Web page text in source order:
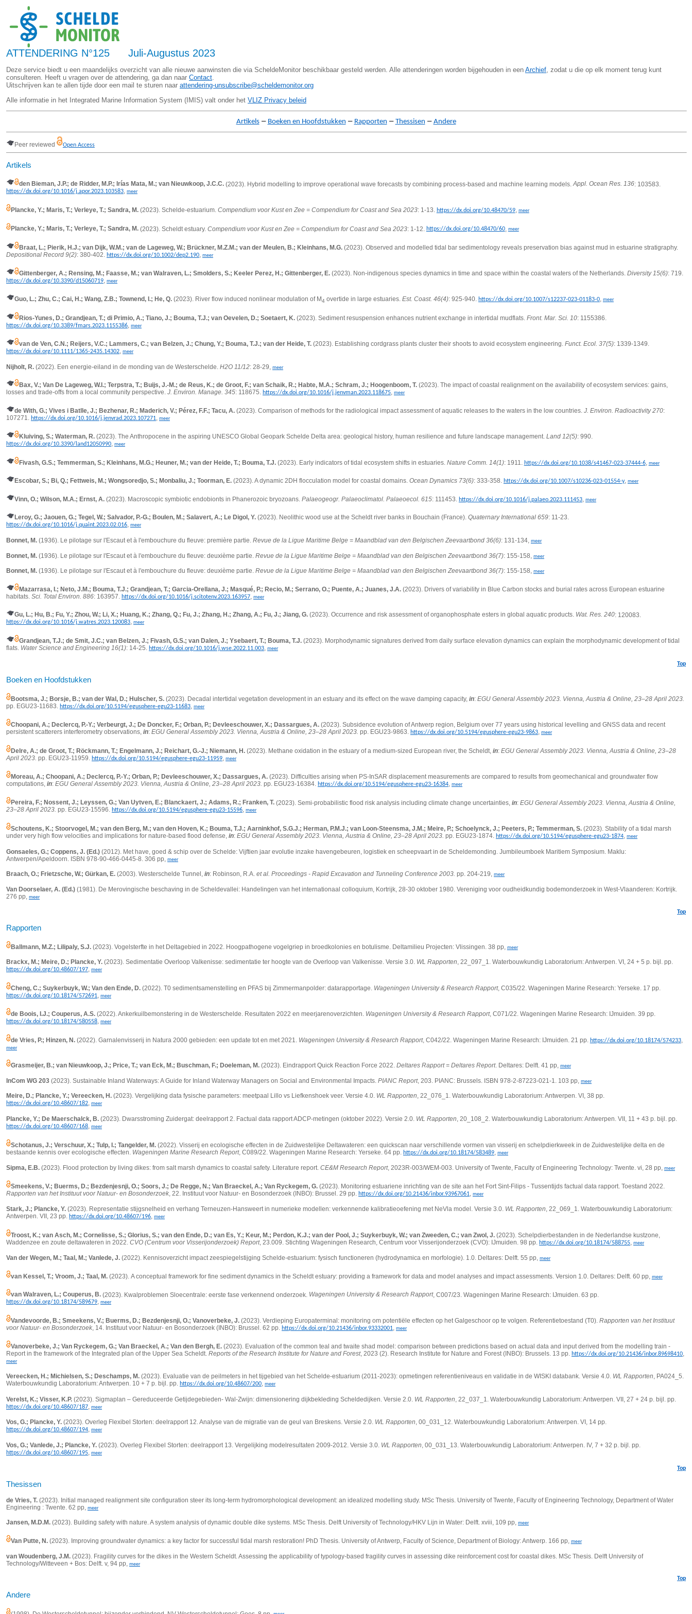
ATTENDERING N°125 Juli-Augustus 2023
Deze service biedt u een maandelijks overzicht van alle nieuwe aanwinsten die via ScheldeMonitor beschikbaar gesteld werden. Alle attenderingen worden bijgehouden in een Archief, zodat u die op elk moment terug kunt
consulteren. Heeft u vragen over de attendering, ga dan naar Contact.
Uitschrijven kan te allen tijde door een mail te sturen naar attendering-unsubscribe@scheldemonitor.org
Alle informatie in het Integrated Marine Information System (IMIS) valt onder het VLIZ Privacy beleid
Artikels– Boeken en Hoofdstukken – Rapporten – Thessisen – Andere
Peer reviewed Open Access
Artikels
den Bieman, J.P.; de Ridder, M.P.; Irías Mata, M.; van Nieuwkoop, J.C.C.(2023). Hybrid modelling to improve operational wave forecasts by combining process-based and machine learning models.Appl. Ocean Res. 136: 103583.
https://dx.doi.org/10.1016/j.apor.2023.103583, meer
Plancke, Y.; Maris, T.; Verleye, T.; Sandra, M.(2023). Schelde-estuarium. Compendium voor Kust en Zee = Compendium for Coast and Sea 2023: 1-13. https://dx.doi.org/10.48470/59, meer
Plancke, Y.; Maris, T.; Verleye, T.; Sandra, M.(2023). Scheldt estuary. Compendium voor Kust en Zee = Compendium for Coast and Sea 2023: 1-12. https://dx.doi.org/10.48470/60, meer
Braat, L.; Pierik, H.J.; van Dijk, W.M.; van de Lageweg, W.; Brückner, M.Z.M.; van der Meulen, B.; Kleinhans, M.G.(2023). Observed and modelled tidal bar sedimentology reveals preservation bias against mud in estuarine stratigraphy.
Depositional Record 9(2): 380-402. https://dx.doi.org/10.1002/dep2.190 meer
Gittenberger, A.; Rensing, M.; Faasse, M.; van Walraven, L.; Smolders, S.; Keeler Perez, H.; Gittenberger, E.(2023). Non-indigenous species dynamics in time and space within the coastal waters of the Netherlands. Diversity 15(6): 719.
https://dx.doi.org/10.3390/d15060719, meer
Guo, L.; Zhu, C.; Cai, H.; Wang, Z.B.; Townend, I.; He, Q.(2023). River flow induced nonlinear modulation of M4 overtide in large estuaries. Est. Coast. 46(4): 925-940. https://dx.doi.org/10.1007/s12237-023-01183-0, meer
Rios-Yunes, D.; Grandjean, T.; di Primio, A.; Tiano, J.; Bouma, T.J.; van Oevelen, D.; Soetaert, K.(2023). Sediment resuspension enhances nutrient exchange in intertidal mudflats. Front. Mar. Sci. 10: 1155386.
https://dx.doi.org/10.3389/fmars.2023.1155386 meer
van de Ven, C.N.; Reijers, V.C.; Lammers, C.; van Belzen, J.; Chung, Y.; Bouma, T.J.; van der Heide, T.(2023). Establishing cordgrass plants cluster their shoots to avoid ecosystem engineering. Funct. Ecol. 37(5): 1339-1349.
https://dx.doi.org/10.1111/1365-2435.14302, meer
Nijholt, R. (2022). Een energie-eiland in de monding van de Westerschelde. H2O 11/12: 28-29, meer
Bax, V.; Van De Lageweg, W.I.; Terpstra, T.; Buijs, J.-M.; de Reus, K.; de Groot, F.; van Schaik, R.; Habte, M.A.; Schram, J.; Hoogenboom, T.(2023). The impact of coastal realignment on the availability of ecosystem services: gains,
losses and trade-offs from a local community perspective. J. Environ. Manage. 345: 118675. https://dx.doi.org/10.1016/j.jenvman.2023.118675, meer
de With, G.; Vives i Batlle, J.; Bezhenar, R.; Maderich, V.; Pérez, F.F.; Tacu, A.(2023). Comparison of methods for the radiological impact assessment of aquatic releases to the waters in the low countries. J. Environ. Radioactivity 270:
107271.
https://dx.doi.org/10.1016/j.jenvrad.2023.107271 meer
Kluiving, S.; Waterman, R.(2023). The Anthropocene in the aspiring UNESCO Global Geopark Schelde Delta area: geological history, human resilience and future landscape management. Land 12(5): 990.
https://dx.doi.org/10.3390/land12050990, meer
Fivash, G.S.; Temmerman, S.; Kleinhans, M.G.; Heuner, M.; van der Heide, T.; Bouma, T.J.(2023). Early indicators of tidal ecosystem shifts in estuaries. Nature Comm. 14(1): 1911. https://dx.doi.org/10.1038/s41467-023-37444-6, meer
Escobar, S.; Bi, Q.; Fettweis, M.; Wongsoredjo, S.; Monbaliu, J.; Toorman, E.(2023). A dynamic 2DH flocculation model for coastal domains. Ocean Dynamics 73(6): 333-358. https://dx.doi.org/10.1007/s10236-023-01554-y, meer
Vinn, O.; Wilson, M.A.; Ernst, A.(2023). Macroscopic symbiotic endobionts in Phanerozoic bryozoans. Palaeogeogr. Palaeoclimatol. Palaeoecol. 615: 111453. https://dx.doi.org/10.1016/j.palaeo.2023.111453, meer
Leroy, G.; Jaouen, G.; Tegel, W.; Salvador, P.-G.; Boulen, M.; Salavert, A.; Le Digol, Y.(2023). Neolithic wood use at the Scheldt river banks in Bouchain (France). Quaternary International 659: 11-23.
https://dx.doi.org/10.1016/j.quaint.2023.02.016, meer
Bonnet, M. (1936). Le pilotage sur l'Escaut et à l'embouchure du fleuve: première partie. Revue de la Ligue Maritime Belge = Maandblad van den Belgischen Zeevaartbond 36(6): 131-134, meer
Bonnet, M. (1936). Le pilotage sur l'Escaut et à l'embouchure du fleuve: deuxième partie. Revue de la Ligue Maritime Belge = Maandblad van den Belgischen Zeevaartbond 36(7): 155-158, meer
Bonnet, M. (1936). Le pilotage sur l'Escaut et à l'embouchure du fleuve: deuxième partie. Revue de la Ligue Maritime Belge = Maandblad van den Belgischen Zeevaartbond 36(7): 155-158, meer
Mazarrasa, I.; Neto, J.M.; Bouma, T.J.; Grandjean, T.; Garcia-Orellana, J.; Masqué, P.; Recio, M.; Serrano, O.; Puente, A.; Juanes, J.A.(2023). Drivers of variability in Blue Carbon stocks and burial rates across European estuarine
habitats. Sci. Total Environ. 886: 163957. https://dx.doi.org/10.1016/j.scitotenv.2023.163957, meer
Gu, L.; Hu, B.; Fu, Y.; Zhou, W.; Li, X.; Huang, K.; Zhang, Q.; Fu, J.; Zhang, H.; Zhang, A.; Fu, J.; Jiang, G.(2023). Occurrence and risk assessment of organophosphate esters in global aquatic products. Wat. Res. 240: 120083.
https://dx.doi.org/10.1016/j.watres.2023.120083, meer
Grandjean, T.J.; de Smit, J.C.; van Belzen, J.; Fivash, G.S.; van Dalen, J.; Ysebaert, T.; Bouma, T.J.(2023). Morphodynamic signatures derived from daily surface elevation dynamics can explain the morphodynamic development of tidal
flats. Water Science and Engineering 16(1): 14-25. https://dx.doi.org/10.1016/j.wse.2022.11.003, meer
Top
Boeken en Hoofdstukken
Bootsma, J.; Borsje, B.; van der Wal, D.; Hulscher, S.(2023). Decadal intertidal vegetation development in an estuary and its effect on the wave damping capacity, in: EGU General Assembly 2023. Vienna, Austria & Online, 23–28 April 2023.
pp. EGU23-11683.
https://dx.doi.org/10.5194/egusphere-egu23-11683 meer
Choopani, A.; Declercq, P.-Y.; Verbeurgt, J.; De Doncker, F.; Orban, P.; Devleeschouwer, X.; Dassargues, A.(2023). Subsidence evolution of Antwerp region, Belgium over 77 years using historical levelling and GNSS data and recent
persistent scatterers interferometry observations, in: EGU General Assembly 2023. Vienna, Austria & Online, 23–28 April 2023. pp. EGU23-9863. https://dx.doi.org/10.5194/egusphere-egu23-9863, meer
Delre, A.; de Groot, T.; Röckmann, T.; Engelmann, J.; Reichart, G.-J.; Niemann, H.(2023). Methane oxidation in the estuary of a medium-sized European river, the Scheldt, in: EGU General Assembly 2023. Vienna, Austria & Online, 23–28
April 2023. pp. EGU23-11959. https://dx.doi.org/10.5194/egusphere-egu23-11959 meer
Moreau, A.; Choopani, A.; Declercq, P.-Y.; Orban, P.; Devleeschouwer, X.; Dassargues, A.(2023). Difficulties arising when PS-InSAR displacement measurements are compared to results from geomechanical and groundwater flow
computations, in: EGU General Assembly 2023. Vienna, Austria & Online, 23–28 April 2023. pp. EGU23-16384. https://dx.doi.org/10.5194/egusphere-egu23-16384, meer
Pereira, F.; Nossent, J.; Leyssen, G.; Van Uytven, E.; Blanckaert, J.; Adams, R.; Franken, T.(2023). Semi-probabilistic flood risk analysis including climate change uncertainties, in: EGU General Assembly 2023. Vienna, Austria & Online,
23–28 April 2023. pp. EGU23-15596. https://dx.doi.org/10.5194/egusphere-egu23-15596, meer
Schoutens, K.; Stoorvogel, M.; van den Berg, M.; van den Hoven, K.; Bouma, T.J.; Aarninkhof, S.G.J.; Herman, P.M.J.; van Loon-Steensma, J.M.; Meire, P.; Schoelynck, J.; Peeters, P.; Temmerman, S.(2023). Stability of a tidal marsh
under very high flow velocities and implications for nature-based flood defense, in: EGU General Assembly 2023. Vienna, Austria & Online, 23–28 April 2023. pp. EGU23-1874. https://dx.doi.org/10.5194/egusphere-egu23-1874, meer
Gonsaeles, G.; Coppens, J. (Ed.) (2012). Met have, goed & schip over de Schelde: Vijftien jaar evolutie inzake havengebeuren, logistiek en scheepvaart in de Scheldemonding. Jumbileumboek Maritiem Symposium. Maklu:
Antwerpen/Apeldoorn. ISBN 978-90-466-0445-8. 306 pp,
meer
Braach, O.; Frietzsche, W.; Gürkan, E. (2003). Westerschelde Tunnel, in: Robinson, R.A. et al. Proceedings - Rapid Excavation and Tunneling Conference 2003. pp. 204-219, meer
Van Doorselaer, A. (Ed.) (1981). De Merovingische beschaving in de Scheldevallei: Handelingen van het internationaal colloquium, Kortrijk, 28-30 oktober 1980. Vereniging voor oudheidkundig bodemonderzoek in West-Vlaanderen: Kortrijk.
276 pp, meer
Top
Rapporten
Ballmann, M.Z.; Lilipaly, S.J.(2023). Vogelsterfte in het Deltagebied in 2022. Hoogpathogene vogelgriep in broedkolonies en botulisme. Deltamilieu Projecten: Vlissingen. 38 pp, meer
Brackx, M.; Meire, D.; Plancke, Y. (2023). Sedimentatie Overloop Valkenisse: sedimentatie ter hoogte van de Overloop van Valkenisse. Versie 3.0. WL Rapporten, 22_097_1. Waterbouwkundig Laboratorium: Antwerpen. VI, 24 + 5 p. bijl. pp.
https://dx.doi.org/10.48607/197, meer
Cheng, C.; Suykerbuyk, W.; Van den Ende, D.(2022). T0 sedimentsamenstelling en PFAS bij Zimmermanpolder: datarapportage. Wageningen University & Research Rapport, C035/22. Wageningen Marine Research: Yerseke. 17 pp.
https://dx.doi.org/10.18174/572691 meer
de Boois, I.J.; Couperus, A.S.(2022). Ankerkuilbemonstering in de Westerschelde. Resultaten 2022 en meerjarenoverzichten. Wageningen University & Research Rapport, C071/22. Wageningen Marine Research: IJmuiden. 39 pp.
https://dx.doi.org/10.18174/580558, meer
de Vries, P.; Hinzen, N.(2022). Garnalenvisserij in Natura 2000 gebieden: een update tot en met 2021. Wageningen University & Research Rapport, C042/22. Wageningen Marine Research: IJmuiden. 21 pp. https://dx.doi.org/10.18174/574233,
meer
Grasmeijer, B.; van Nieuwkoop, J.; Price, T.; van Eck, M.; Buschman, F.; Doeleman, M.(2023). Eindrapport Quick Reaction Force 2022. Deltares Rapport = Deltares Report. Deltares: Delft. 41 pp, meer
InCom WG 203 (2023). Sustainable Inland Waterways: A Guide for Inland Waterway Managers on Social and Environmental Impacts. PIANC Report, 203. PIANC: Brussels. ISBN 978-2-87223-021-1. 103 pp, meer
Meire, D.; Plancke, Y.; Vereecken, H. (2023). Vergelijking data fysische parameters: meetpaal Lillo vs Liefkenshoek veer. Versie 4.0. WL Rapporten, 22_076_1. Waterbouwkundig Laboratorium: Antwerpen. VI, 38 pp.
https://dx.doi.org/10.48607/182, meer
Plancke, Y.; De Maerschalck, B. (2023). Dwarsstroming Zuidergat: deelrapport 2. Factual data rapport ADCP-metingen (oktober 2022). Versie 2.0. WL Rapporten, 20_108_2. Waterbouwkundig Laboratorium: Antwerpen. VII, 11 + 43 p. bijl. pp.
https://dx.doi.org/10.48607/168, meer
Schotanus, J.; Verschuur, X.; Tulp, I.; Tangelder, M.(2022). Visserij en ecologische effecten in de Zuidwestelijke Deltawateren: een quickscan naar verschillende vormen van visserij en schelpdierkweek in de Zuidwestelijke delta en de
bestaande kennis over ecologische effecten. Wageningen Marine Research Report, C089/22. Wageningen Marine Research: Yerseke. 64 pp. https://dx.doi.org/10.18174/583489 meer
Sipma, E.B. (2023). Flood protection by living dikes: from salt marsh dynamics to coastal safety. Literature report. CE&M Research Report, 2023R-003/WEM-003. University of Twente, Faculty of Engineering Technology: Twente. vi, 28 pp, meer
Smeekens, V.; Buerms, D.; Bezdenjesnji, O.; Soors, J.; De Regge, N.; Van Braeckel, A.; Van Ryckegem, G.(2023). Monitoring estuariene inrichting van de site aan het Fort Sint-Filips - Tussentijds factual data rapport. Toestand 2022.
Rapporten van het Instituut voor Natuur- en Bosonderzoek , 22. Instituut voor Natuur- en Bosonderzoek (INBO): Brussel. 29 pp. https://dx.doi.org/10.21436/inbor.93967061 meer
Stark, J.; Plancke, Y. (2023). Representatie stijgsnelheid en verhang Terneuzen-Hansweert in numerieke modellen: verkennende kalibratieoefening met NeVla model. Versie 3.0. WL Rapporten, 22_069_1. Waterbouwkundig Laboratorium:
Antwerpen. VII, 23 pp. https://dx.doi.org/10.48607/196, meer
Troost, K.; van Asch, M.; Cornelisse, S.; Glorius, S.; van den Ende, D.; van Es, Y.; Keur, M.; Perdon, K.J.; van der Pool, J.; Suykerbuyk, W.; van Zweeden, C.; van Zwol, J.(2023). Schelpdierbestanden in de Nederlandse kustzone,
Waddenzee en zoute deltawateren in 2022. CVO (Centrum voor Visserijonderzoek) Report, 23.009. Stichting Wageningen Research, Centrum voor Visserijonderzoek (CVO): IJmuiden. 98 pp. https://dx.doi.org/10.18174/588755 meer
Van der Wegen, M.; Taal, M.; Vanlede, J. (2022). Kennisoverzicht impact zeespiegelstijging Schelde-estuarium: fysisch functioneren (hydrodynamica en morfologie). 1.0. Deltares: Delft. 55 pp, meer
van Kessel, T.; Vroom, J.; Taal, M.(2023). A conceptual framework for fine sediment dynamics in the Scheldt estuary: providing a framework for data and model analyses and impact assessments. Version 1.0. Deltares: Delft. 60 pp, meer
van Walraven, L.; Couperus, B.(2023). Kwalproblemen Sloecentrale: eerste fase verkennend onderzoek. Wageningen University & Research Rapport, C007/23. Wageningen Marine Research: IJmuiden. 63 pp.
https://dx.doi.org/10.18174/589679, meer
Vandevoorde, B.; Smeekens, V.; Buerms, D.; Bezdenjesnji, O.; Vanoverbeke, J.(2023). Verdieping Europaterminal: monitoring om potentiële effecten op het Galgeschoor op te volgen. Referentietoestand (T0). Rapporten van het Instituut
voor Natuur- en Bosonderzoek , 14. Instituut voor Natuur- en Bosonderzoek (INBO): Brussel. 62 pp. https://dx.doi.org/10.21436/inbor.93332001 meer
Vanoverbeke, J.; Van Ryckegem, G.; Van Braeckel, A.; Van den Bergh, E.(2023). Evaluation of the common teal and twaite shad model: comparison between predictions based on actual data and input derived from the modelling train -
Report in the framework of the Integrated plan of the Upper Sea Scheldt. Reports of the Research Institute for Nature and Forest, 2023 (2). Research Institute for Nature and Forest (INBO): Brussels. 13 pp. https://dx.doi.org/10.21436/inbor.89698410,
meer
Vereecken, H.; Michielsen, S.; Deschamps, M. (2023). Evaluatie van de peilmeters in het tijgebied van het Schelde-estuarium (2011-2023): opmetingen referentieniveaus en validatie in de WISKI databank. Versie 4.0. WL Rapporten, PA024_5.
Waterbouwkundig Laboratorium: Antwerpen. 10 + 7 p. bijl. pp. https://dx.doi.org/10.48607/200, meer
Verelst, K.; Visser, K.P. (2023). Sigmaplan – Gereduceerde Getijdegebieden- Wal-Zwijn: dimensionering dijkbekleding Scheldedijken. Versie 2.0. WL Rapporten , 22_037_1. Waterbouwkundig Laboratorium: Antwerpen. VII, 27 + 24 p. bijl. pp.
https://dx.doi.org/10.48607/187 meer
Vos, G.; Plancke, Y. (2023). Overleg Flexibel Storten: deelrapport 12. Analyse van de migratie van de geul van Breskens. Versie 2.0. WL Rapporten, 00_031_12. Waterbouwkundig Laboratorium: Antwerpen. VI, 14 pp.
https://dx.doi.org/10.48607/194, meer
Vos, G.; Vanlede, J.; Plancke, Y. (2023). Overleg Flexibel Storten: deelrapport 13. Vergelijking modelresultaten 2009-2012. Versie 3.0. WL Rapporten, 00_031_13. Waterbouwkundig Laboratorium: Antwerpen. IV, 7 + 32 p. bijl. pp.
https://dx.doi.org/10.48607/195, meer
Top
Thesissen
de Vries, T. (2023). Initial managed realignment site configuration steer its long-term hydromorphological development: an idealized modelling study. MSc Thesis. University of Twente, Faculty of Engineering Technology, Department of Water
Engineering : Twente. 62 pp, meer
Jansen, M.D.M. (2023). Building safety with nature. A system analysis of dynamic double dike systems. MSc Thesis. Delft University of Technology/HKV Lijn in Water: Delft. xviii, 109 pp, meer
Van Putte, N.(2023). Improving groundwater dynamics: a key factor for successful tidal marsh restoration! PhD Thesis. University of Antwerp, Faculty of Science, Department of Biology: Antwerp. 166 pp, meer
van Woudenberg, J.M. (2023). Fragility curves for the dikes in the Western Scheldt. Assessing the applicability of typology-based fragility curves in assessing dike reinforcement cost for coastal dikes. MSc Thesis. Delft University of
Technology/Witteveen + Bos: Delft. v, 94 pp,
meer
Top
Andere